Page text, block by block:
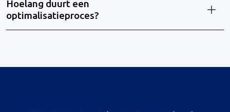
Hoelang duurt een
optimalisatieproces?